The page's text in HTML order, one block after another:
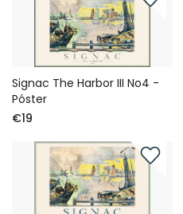
Signac The Harbor III No4 -
Póster
€19